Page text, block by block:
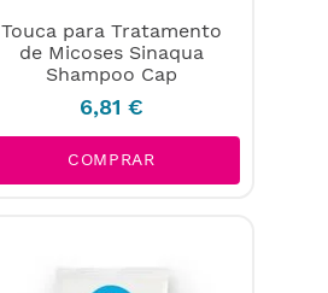
Touca para Tratamento
de Micoses Sinaqua
Shampoo Cap
6,81 €
COMPRAR